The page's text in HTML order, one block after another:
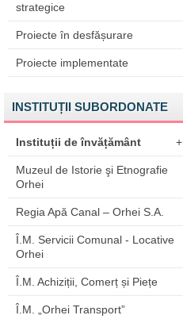
strategice
Proiecte în desfășurare
Proiecte implementate
INSTITUȚII SUBORDONATE
Instituții de învățământ +
Muzeul de Istorie şi Etnografie
Orhei
Regia Apă Canal – Orhei S.A.
Î.M. Servicii Comunal - Locative
Orhei
Î.M. Achiziții, Comerț și Piețe
Î.M. „Orhei Transport”